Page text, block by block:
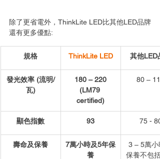
除了更省電外，ThinkLite LED比其他LED品牌
還有更多優點:
規格 ThinkLite LED 其他LED
發光效率 (流明/
瓦)
180 – 220
(LM79
certified)
80 – 110
顯色指數 93 75 - 80
壽命及保養
7萬小時及5年保
養
3 – 5萬小
保養不包括